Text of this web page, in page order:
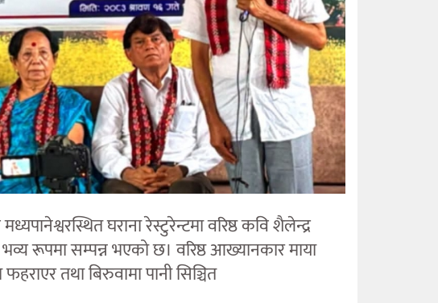
घराना रेस्टुरेन्टमा वरिष्ठ कवि शैलेन्द्र
भव्य रूपमा सम्पन्न भएको छ। वरिष्ठ आख्यानकार माया
तथा बिरुवामा पानी सिञ्चित